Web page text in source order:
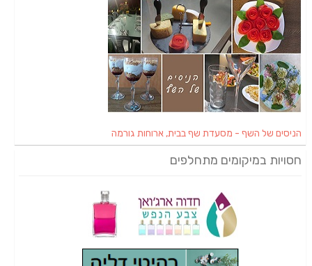
הניסים של השף - מסעדת שף בבית, ארוחות גורמה
חסויות במיקומים מתחלפים